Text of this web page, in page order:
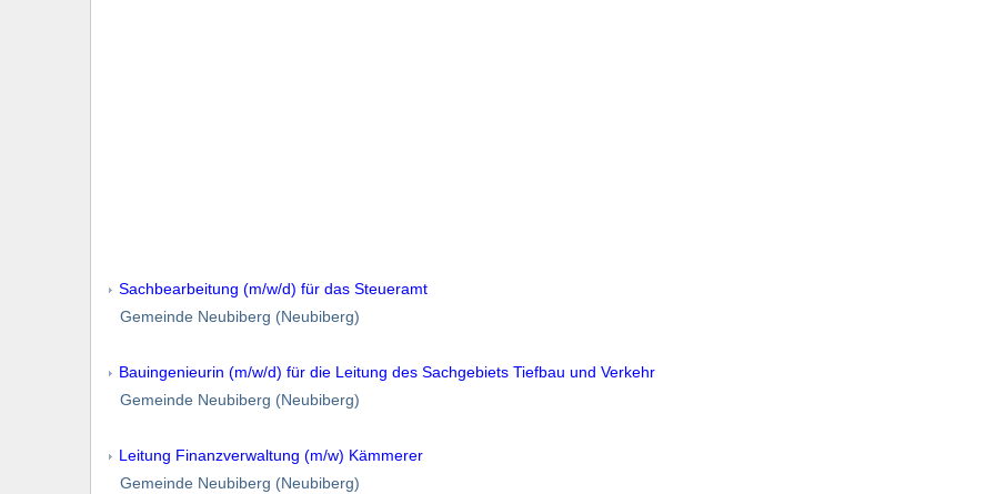
Sachbearbeitung (m/w/d) für das Steueramt
Gemeinde Neubiberg (Neubiberg)
Bauingenieurin (m/w/d) für die Leitung des Sachgebiets Tiefbau und Verkehr
Gemeinde Neubiberg (Neubiberg)
Leitung Finanzverwaltung (m/w) Kämmerer
Gemeinde Neubiberg (Neubiberg)